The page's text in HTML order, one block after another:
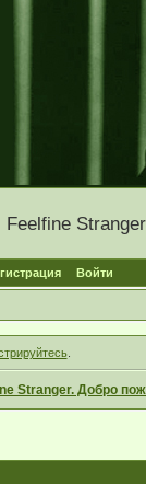
Feelfine
Войти
.
Stranger. Добро